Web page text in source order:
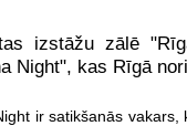
izstāžu zālē
Night", kas Rīgā
ir satikšanās